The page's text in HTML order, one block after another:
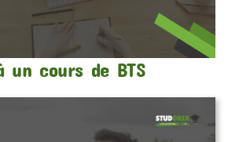
un cours de BTS